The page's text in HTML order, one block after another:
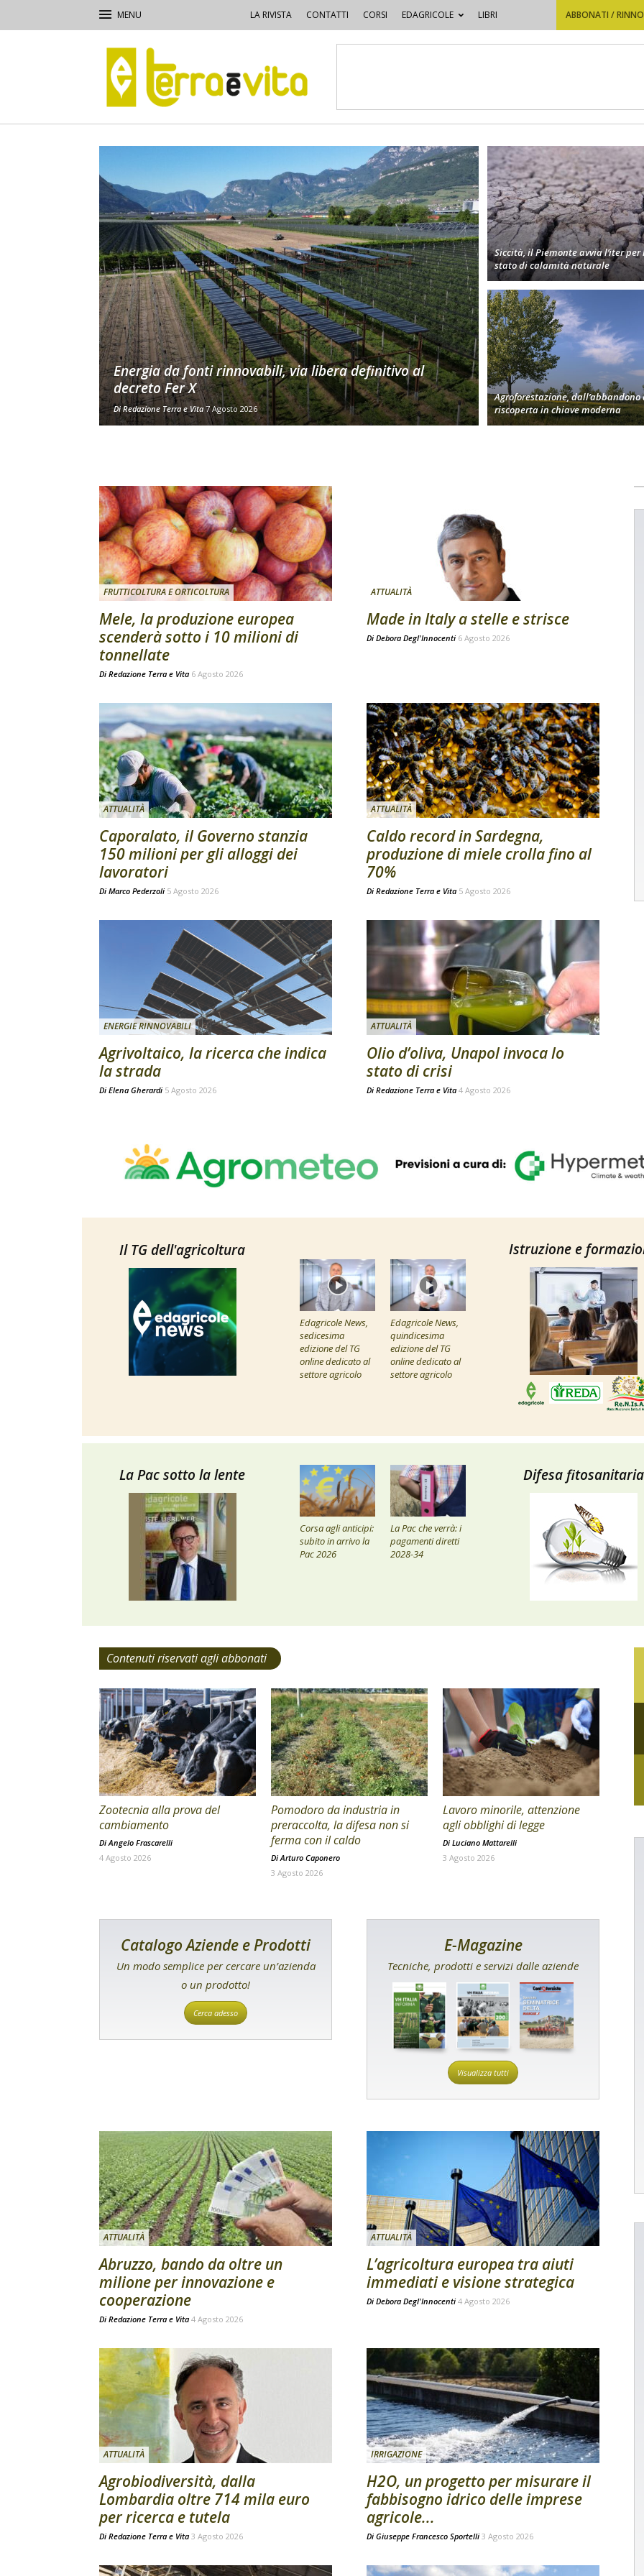
LA RIVISTA CONTATTI CORSI EDAGRICOLE LIBRI ABBONATI /
e
Vita
Energia da fonti rinnovabili, via libera definitivo al
decreto Fer X
DiRedazione Terra e Vita 7 Agosto 2026
Siccità, il Piemonte avvia l’iter per
stato di calamità naturale
Agroforestazione,
riscoperta in chiave moderna
FRUTTICOLTURA E ORTICOLTURA
Mele, la produzione europea
scenderà sotto i 10 milioni di
tonnellate
Di Redazione Terra e Vita 6 Agosto 2026
ATTUALITÀ
Made in Italy a stelle e strisce
Di Debora Degl'Innocenti 6 Agosto 2026
ATTUALITÀ
Caporalato, il Governo stanzia
150 milioni per gli alloggi dei
lavoratori
Di Marco Pederzoli 5 Agosto 2026
ATTUALITÀ
Caldo record in Sardegna,
produzione di miele crolla fino al
70%
Di Redazione Terra e Vita 5 Agosto 2026
ENERGIE RINNOVABILI
Agrivoltaico, la ricerca che indica
la strada
Di Elena Gherardi 5 Agosto 2026
ATTUALITÀ
Olio d’oliva, Unapol invoca lo
stato di crisi
Di Redazione Terra e Vita 4 Agosto 2026
Il TG dell'agricoltura
Edagricole News,
sedicesima
edizione del TG
online dedicato al
settore agricolo
Edagricole News,
quindicesima
edizione del TG
online dedicato al
settore agricolo
Istruzione e
La Pac sotto la lente
Corsa agli anticipi:
subito in arrivo la
Pac 2026
La Pac che verrà: i
pagamenti diretti
2028-34
Difesa fitosanitaria
Contenuti riservati agli abbonati
Zootecnia alla prova del
cambiamento
Di Angelo Frascarelli
4 Agosto 2026
Pomodoro da industria in
preraccolta, la difesa non si
ferma con il caldo
Di Arturo Caponero
3 Agosto 2026
Lavoro minorile, attenzione
agli obblighi di legge
Di Luciano Mattarelli
3 Agosto 2026
Catalogo Aziende e Prodotti
Un modo semplice per cercare un’azienda
o un prodotto!
Cerca adesso
E-Magazine
Tecniche, prodotti e servizi dalle aziende
Visualizza tutti
ATTUALITÀ
Abruzzo, bando da oltre un
milione per innovazione e
cooperazione
Di Redazione Terra e Vita 4 Agosto 2026
ATTUALITÀ
L’agricoltura europea tra aiuti
immediati e visione strategica
Di Debora Degl'Innocenti 4 Agosto 2026
ATTUALITÀ
Agrobiodiversità, dalla
Lombardia oltre 714 mila euro
per ricerca e tutela
Di Redazione Terra e Vita 3 Agosto 2026
IRRIGAZIONE
H2O, un progetto per misurare il
fabbisogno idrico delle imprese
agricole...
Di Giuseppe Francesco Sportelli 3 Agosto 2026